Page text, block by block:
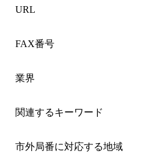
URL
FAX番号
業界
関連するキーワード
市外局番に対応する地域